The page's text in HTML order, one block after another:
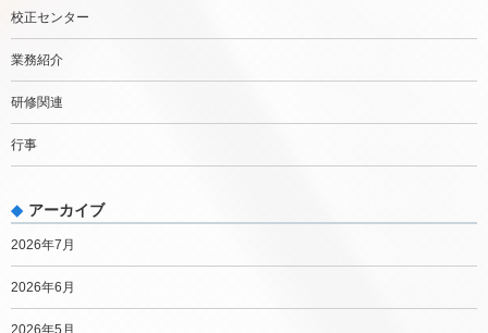
校正センター
業務紹介
研修関連
行事
アーカイブ
2026年7月
2026年6月